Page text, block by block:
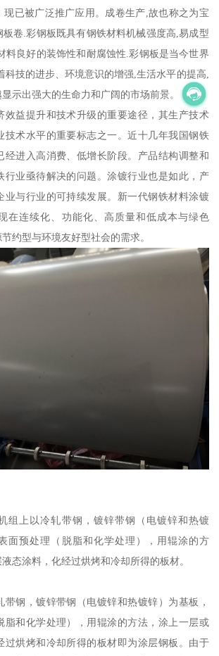
现已被广泛推广应用。成卷生产,故也称之为宝
卷.彩钢板既具有钢铁材料机械强度高,易成型
料良好的装饰性和耐腐蚀性.彩钢板是当今世界
科技的进步、环境意识的增强,生活水平的提高,
示出强大的生命力和广阔的市场前景。
效益提升和技术升级的重要途径，其生产技术
技术水平的重要标志之一。近十几年我国钢铁
经进入高消费、低增长阶段。产品结构调整和
行业亟待解决的问题。涂镀行业也是如此，产
业与行业的可持续发展。新一代钢铁材料涂镀
在连续化、功能化、高质量和低成本与绿色
约型与环境友好型社会的需求。
组上以冷轧带钢，镀锌带钢（电镀锌和热镀
面预处理（脱脂和化学处理），用辊涂的方
态涂料，化经过烘烤和冷却所得的板材。
带钢，镀锌带钢（电镀锌和热镀锌）为基板，
脂和化学处理），用辊涂的方法，涂上一层或
过烘烤和冷却所得的板材即为涂层钢板。由于